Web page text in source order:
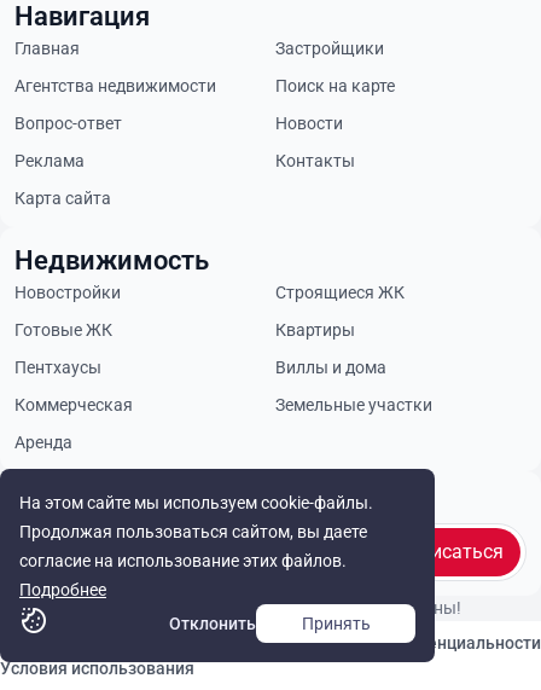
На этом сайте мы используем cookie-файлы.
Продолжая пользоваться сайтом, вы даете
согласие на использование этих файлов.
Подробнее
Отклонить
Принять
Будьте в курсе
Подписаться
Навигация
Главная
Застройщики
Агентства недвижимости
Поиск на карте
Вопрос-ответ
Новости
Реклама
Контакты
Карта сайта
Недвижимость
Новостройки
Строящиеся ЖК
Готовые ЖК
Квартиры
Пентхаусы
Виллы и дома
Коммерческая
Земельные участки
Аренда
© Cyprus Realestate 2026. Все права защищены!
Политика конфиденциальности
Условия использования